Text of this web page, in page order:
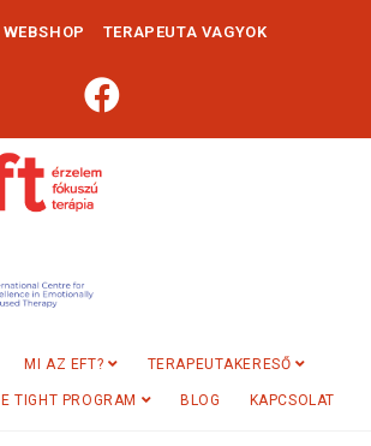
WEBSHOP TERAPEUTA VAGYOK
MI AZ EFT? TERAPEUTAKERESŐ
TIGHT PROGRAM BLOG KAPCSOLAT